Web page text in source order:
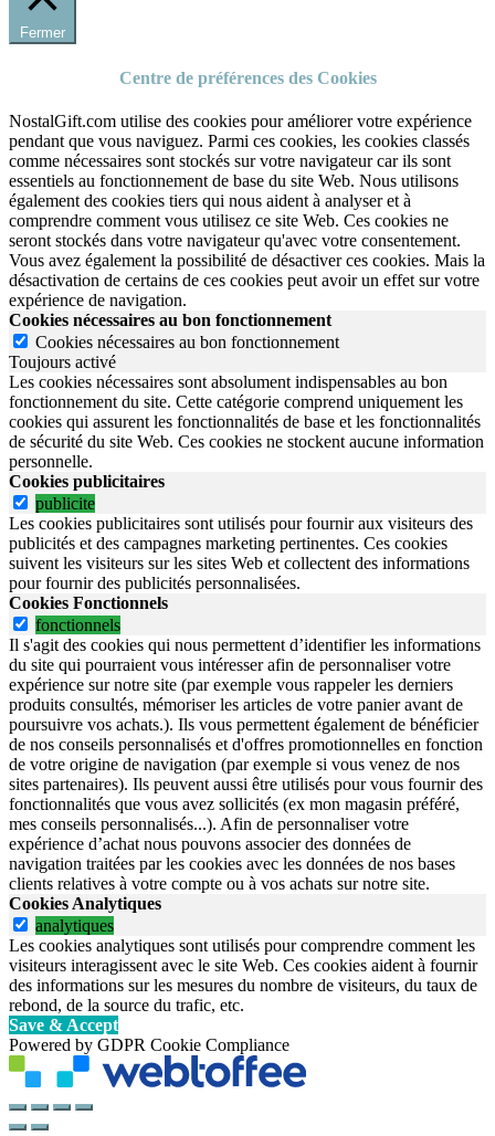
Fermer
Centre de préférences des Cookies
NostalGift.com utilise des cookies pour améliorer votre expérience
pendant que vous naviguez. Parmi ces cookies, les cookies classés
comme nécessaires sont stockés sur votre navigateur car ils sont
essentiels au fonctionnement de base du site Web. Nous utilisons
également des cookies tiers qui nous aident à analyser et à
comprendre comment vous utilisez ce site Web. Ces cookies ne
seront stockés dans votre navigateur qu'avec votre consentement.
Vous avez également la possibilité de désactiver ces cookies. Mais la
désactivation de certains de ces cookies peut avoir un effet sur votre
expérience de navigation.
Cookies nécessaires au bon fonctionnement
Cookies nécessaires au bon fonctionnement
Toujours activé
Les cookies nécessaires sont absolument indispensables au bon
fonctionnement du site. Cette catégorie comprend uniquement les
cookies qui assurent les fonctionnalités de base et les fonctionnalités
de sécurité du site Web. Ces cookies ne stockent aucune information
personnelle.
Cookies publicitaires
publicite
Les cookies publicitaires sont utilisés pour fournir aux visiteurs des
publicités et des campagnes marketing pertinentes. Ces cookies
suivent les visiteurs sur les sites Web et collectent des informations
pour fournir des publicités personnalisées.
Cookies Fonctionnels
fonctionnels
Il s'agit des cookies qui nous permettent d’identifier les informations
du site qui pourraient vous intéresser afin de personnaliser votre
expérience sur notre site (par exemple vous rappeler les derniers
produits consultés, mémoriser les articles de votre panier avant de
poursuivre vos achats.). Ils vous permettent également de bénéficier
de nos conseils personnalisés et d'offres promotionnelles en fonction
de votre origine de navigation (par exemple si vous venez de nos
sites partenaires). Ils peuvent aussi être utilisés pour vous fournir des
fonctionnalités que vous avez sollicités (ex mon magasin préféré,
mes conseils personnalisés...). Afin de personnaliser votre
expérience d’achat nous pouvons associer des données de
navigation traitées par les cookies avec les données de nos bases
clients relatives à votre compte ou à vos achats sur notre site.
Cookies Analytiques
analytiques
Les cookies analytiques sont utilisés pour comprendre comment les
visiteurs interagissent avec le site Web. Ces cookies aident à fournir
des informations sur les mesures du nombre de visiteurs, du taux de
rebond, de la source du trafic, etc.
Save & Accept
Powered by GDPR Cookie Compliance